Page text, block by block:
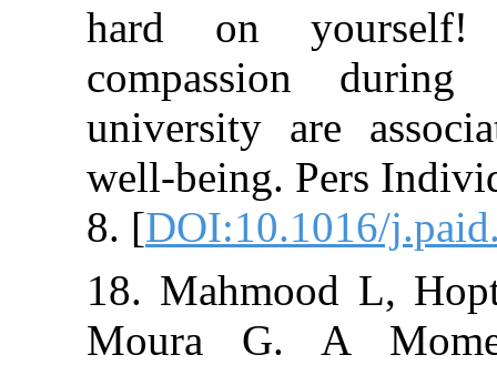
hard on
university are
well-being.
8. [
18. Mahmood
Moura G. A